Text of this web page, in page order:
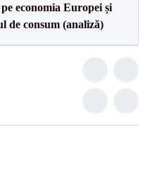
economia Europei și
de consum (analiză)